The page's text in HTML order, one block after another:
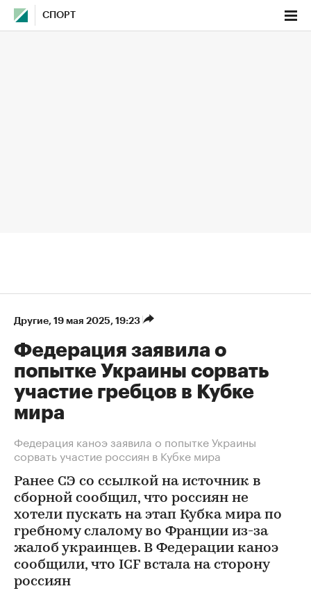
СПОРТ
Другие⁠, 19 мая 2025, 19:23
Федерация заявила о
попытке Украины сорвать
участие гребцов в Кубке
мира
Федерация каноэ заявила о попытке Украины
сорвать участие россиян в Кубке мира
Ранее СЭ со ссылкой на источник в
сборной сообщил, что россиян не
хотели пускать на этап Кубка мира по
гребному слалому во Франции из-за
жалоб украинцев. В Федерации каноэ
сообщили, что ICF встала на сторону
россиян